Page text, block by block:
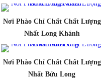
Nơi Phào Chỉ Chất Chất Lượng
Nhất Long Khánh
Nơi Phào Chỉ Chất Chất Lượng
Nhất Bửu Long